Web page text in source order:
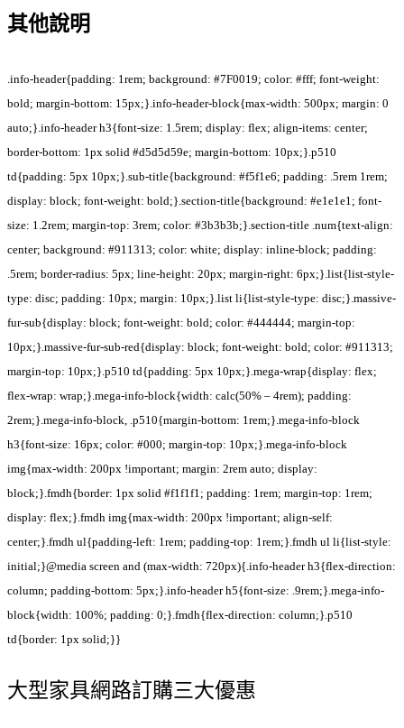
其他說明
.info-header{padding: 1rem; background: #7F0019; color: #fff; font-weight:
bold; margin-bottom: 15px;}.info-header-block{max-width: 500px; margin: 0
auto;}.info-header h3{font-size: 1.5rem; display: flex; align-items: center;
border-bottom: 1px solid #d5d5d59e; margin-bottom: 10px;}.p510
td{padding: 5px 10px;}.sub-title{background: #f5f1e6; padding: .5rem 1rem;
display: block; font-weight: bold;}.section-title{background: #e1e1e1; font-
size: 1.2rem; margin-top: 3rem; color: #3b3b3b;}.section-title .num{text-align:
center; background: #911313; color: white; display: inline-block; padding:
.5rem; border-radius: 5px; line-height: 20px; margin-right: 6px;}.list{list-style-
type: disc; padding: 10px; margin: 10px;}.list li{list-style-type: disc;}.massive-
fur-sub{display: block; font-weight: bold; color: #444444; margin-top:
10px;}.massive-fur-sub-red{display: block; font-weight: bold; color: #911313;
margin-top: 10px;}.p510 td{padding: 5px 10px;}.mega-wrap{display: flex;
flex-wrap: wrap;}.mega-info-block{width: calc(50% – 4rem); padding:
2rem;}.mega-info-block, .p510{margin-bottom: 1rem;}.mega-info-block
h3{font-size: 16px; color: #000; margin-top: 10px;}.mega-info-block
img{max-width: 200px !important; margin: 2rem auto; display:
block;}.fmdh{border: 1px solid #f1f1f1; padding: 1rem; margin-top: 1rem;
display: flex;}.fmdh img{max-width: 200px !important; align-self:
center;}.fmdh ul{padding-left: 1rem; padding-top: 1rem;}.fmdh ul li{list-style:
initial;}@media screen and (max-width: 720px){.info-header h3{flex-direction:
column; padding-bottom: 5px;}.info-header h5{font-size: .9rem;}.mega-info-
block{width: 100%; padding: 0;}.fmdh{flex-direction: column;}.p510
td{border: 1px solid;}}
大型家具網路訂購三大優惠